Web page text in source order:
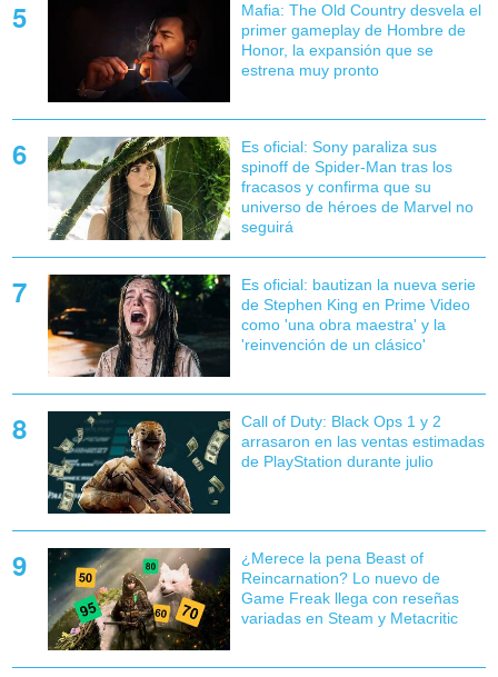
Mafia: The Old Country desvela el
primer gameplay de Hombre de
Honor, la expansión que se
estrena muy pronto
Es oficial: Sony paraliza sus
spinoff de Spider-Man tras los
fracasos y confirma que su
universo de héroes de Marvel no
seguirá
Es oficial: bautizan la nueva serie
de Stephen King en Prime Video
como 'una obra maestra' y la
'reinvención de un clásico'
Call of Duty: Black Ops 1 y 2
arrasaron en las ventas estimadas
de PlayStation durante julio
¿Merece la pena Beast of
Reincarnation? Lo nuevo de
Game Freak llega con reseñas
variadas en Steam y Metacritic